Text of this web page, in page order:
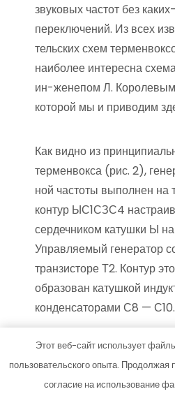
звуковых частот без
переключений. Из всех
тельских схем
наиболее интересна
ин-женепом Л.
которой мы и приводим
Как видно из
терменвокса (рис. 2),
ной частоты выполнен на
контур ЫС1СЗС4
сердечником катушки Ы на
Управляемый генератор
транзисторе Т2. Контур
образован катушкой
конденсаторами С8 — С10.
Оба генератора
схеме с емкостной
Этот веб-сайт использует
пользовательского опыта. Продолжая
согласие на использование